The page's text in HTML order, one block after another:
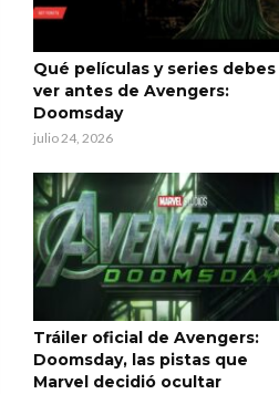
Qué películas y series debes
ver antes de Avengers:
Doomsday
julio 24, 2026
Tráiler oficial de Avengers:
Doomsday, las pistas que
Marvel decidió ocultar